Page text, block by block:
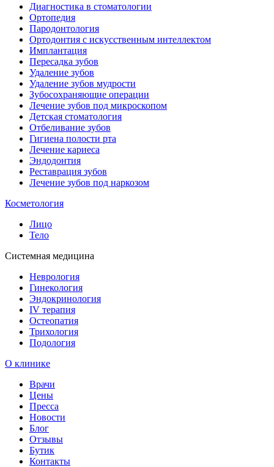
Диагностика в стоматологии
Ортопедия
Пародонтология
Ортодонтия с искусственным интеллектом
Имплантация
Пересадка зубов
Удаление зубов
Удаление зубов мудрости
Зубосохраняющие операции
Лечение зубов под микроскопом
Детская стоматология
Отбеливание зубов
Гигиена полости рта
Лечение кариеса
Эндодонтия
Реставрация зубов
Лечение зубов под наркозом
Косметология
Лицо
Тело
Системная медицина
Неврология
Гинекология
Эндокринология
IV терапия
Остеопатия
Трихология
Подология
О клинике
Врачи
Цены
Пресса
Новости
Блог
Отзывы
Бутик
Контакты